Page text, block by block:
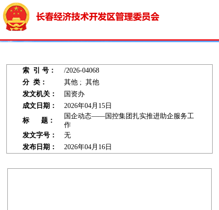
索 引 号：
/2026-04068
分 类：
其他 ; 其他
发文机关：
国资办
成文日期：
2026年04月15日
标 题：
国企动态——国控集团扎实推进助企服务工
作
发文字号：
无
发布日期：
2026年04月16日